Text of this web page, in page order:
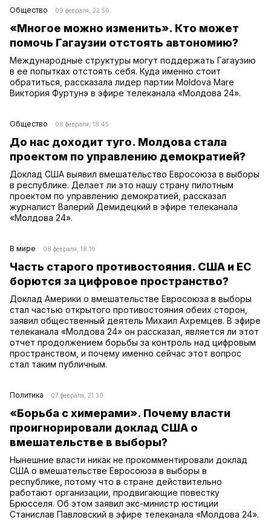
Общество 09 февраля, 22:50
«Многое можно изменить». Кто может
помочь Гагаузии отстоять автономию?
Международные структуры могут поддержать Гагаузию
в ее попытках отстоять себя. Куда именно стоит
обратиться, рассказала лидер партии Moldova Mare
Виктория Фуртунэ в эфире телеканала «Молдова 24».
Общество 08 февраля, 18:45
До нас доходит туго. Молдова стала
проектом по управлению демократией?
Доклад США выявил вмешательство Евросоюза в выборы
в республике. Делает ли это нашу страну пилотным
проектом по управлению демократией, рассказал
журналист Валерий Демидецкий в эфире телеканала
«Молдова 24».
В мире 08 февраля, 18:10
Часть старого противостояния. США и ЕС
борются за цифровое пространство?
Доклад Америки о вмешательстве Евросоюза в выборы
стал частью открытого противостояния обеих сторон,
заявил общественный деятель Михаил Ахремцев. В эфире
телеканала «Молдова 24» он рассказал, является ли этот
отчет продолжением борьбы за контроль над цифровым
пространством, и почему именно сейчас этот вопрос
стал таким публичным.
Политика 07 февраля, 21:30
«Борьба с химерами». Почему власти
проигнорировали доклад США о
вмешательстве в выборы?
Нынешние власти никак не прокомментировали доклад
США о вмешательстве Евросоюза в выборы в
республике, потому что в стране действительно
работают организации, продвигающие повестку
Брюсселя. Об этом заявил экс-министр юстиции
Станислав Павловский в эфире телеканала «Молдова 24».